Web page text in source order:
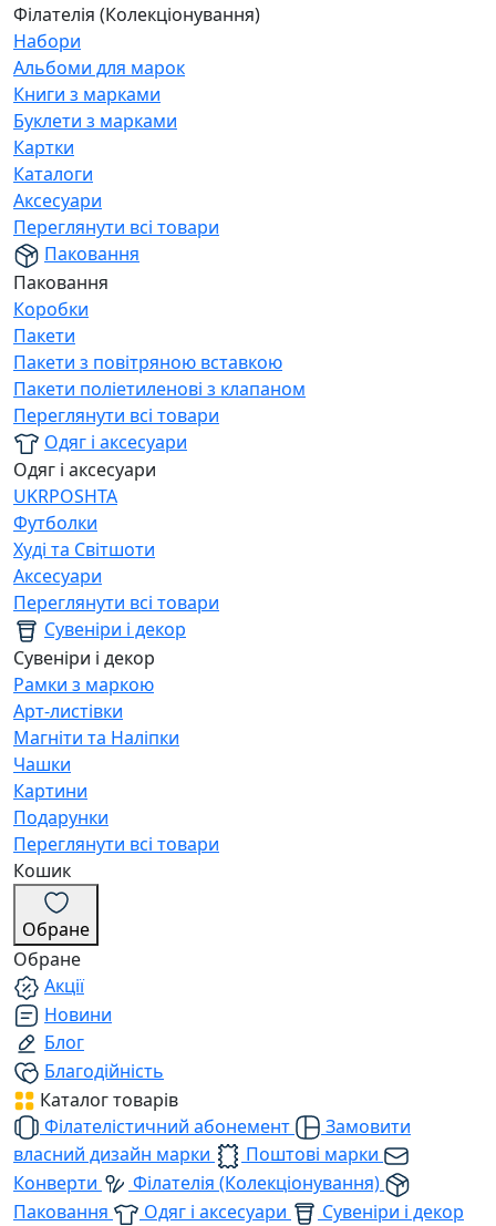
Філателія (Колекціонування)
Набори
Альбоми для марок
Книги з марками
Буклети з марками
Картки
Каталоги
Аксесуари
Переглянути всі товари
Паковання
Паковання
Коробки
Пакети
Пакети з повітряною вставкою
Пакети поліетиленові з клапаном
Переглянути всі товари
Одяг і аксесуари
Одяг і аксесуари
UKRPOSHTA
Футболки
Худі та Світшоти
Аксесуари
Переглянути всі товари
Сувеніри і декор
Сувеніри і декор
Рамки з маркою
Арт-листівки
Магніти та Наліпки
Чашки
Картини
Подарунки
Переглянути всі товари
Кошик
Обране
Обране
Акції
Новини
Блог
Благодійність
Каталог товарів
Філателістичний абонемент
Замовити
власний дизайн марки
Поштові марки
Конверти
Філателія (Колекціонування)
Паковання
Одяг і аксесуари
Сувеніри і декор